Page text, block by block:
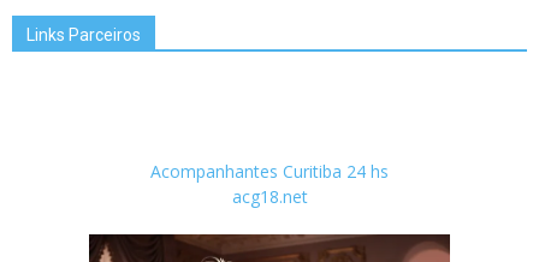
Links Parceiros
Acompanhantes Curitiba 24 hs
acg18.net